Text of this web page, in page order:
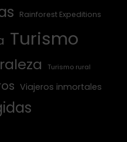
Rainforest Expeditions
Turismo
Turismo rural
Viajeros inmortales